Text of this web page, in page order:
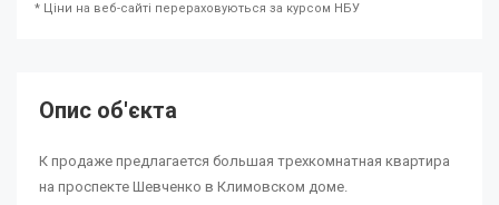
* Ціни на веб-сайті перераховуються за курсом НБУ
Опис об'єкта
К продаже предлагается большая трехкомнатная квартира
на проспекте Шевченко в Климовском доме.